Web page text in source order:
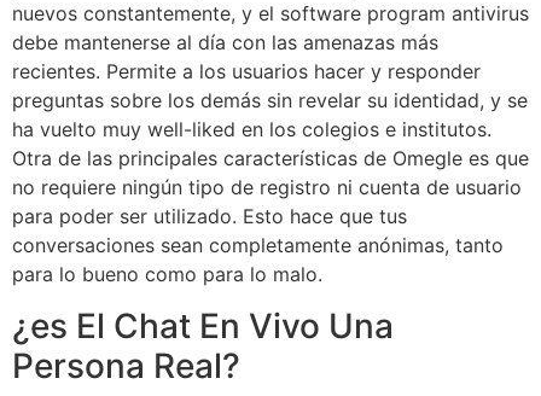
nuevos constantemente, y el software program antivirus
debe mantenerse al día con las amenazas más
recientes. Permite a los usuarios hacer y responder
preguntas sobre los demás sin revelar su identidad, y se
ha vuelto muy well-liked en los colegios e institutos.
Otra de las principales características de Omegle es que
no requiere ningún tipo de registro ni cuenta de usuario
para poder ser utilizado. Esto hace que tus
conversaciones sean completamente anónimas, tanto
para lo bueno como para lo malo.
¿es El Chat En Vivo Una
Persona Real?